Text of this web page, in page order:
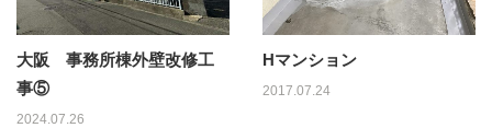
大阪 事務所棟外壁改修工
事⑤
2024.07.26
Hマンション
2017.07.24